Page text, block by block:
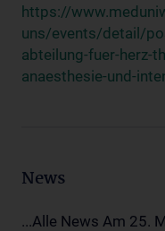
https://
uns/events/detail/
abteilung-fuer-herz-
anaesthesie-und-
News
...Alle News Am 25.